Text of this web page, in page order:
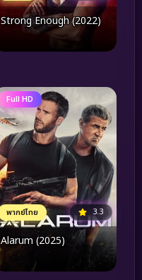
Strong Enough (2022)
Full HD
พากย์ไทย 3.3
Alarum (2025)